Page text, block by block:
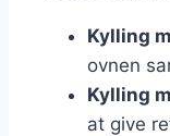
Kylling
ovnen
Kylling
at give